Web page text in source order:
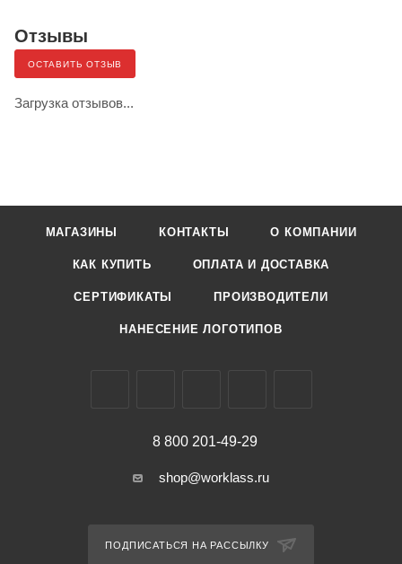
Отзывы
ОСТАВИТЬ ОТЗЫВ
Загрузка отзывов...
МАГАЗИНЫ КОНТАКТЫ О КОМПАНИИ
КАК КУПИТЬ ОПЛАТА И ДОСТАВКА
СЕРТИФИКАТЫ ПРОИЗВОДИТЕЛИ
НАНЕСЕНИЕ ЛОГОТИПОВ
8 800 201-49-29
shop@worklass.ru
ПОДПИСАТЬСЯ НА РАССЫЛКУ